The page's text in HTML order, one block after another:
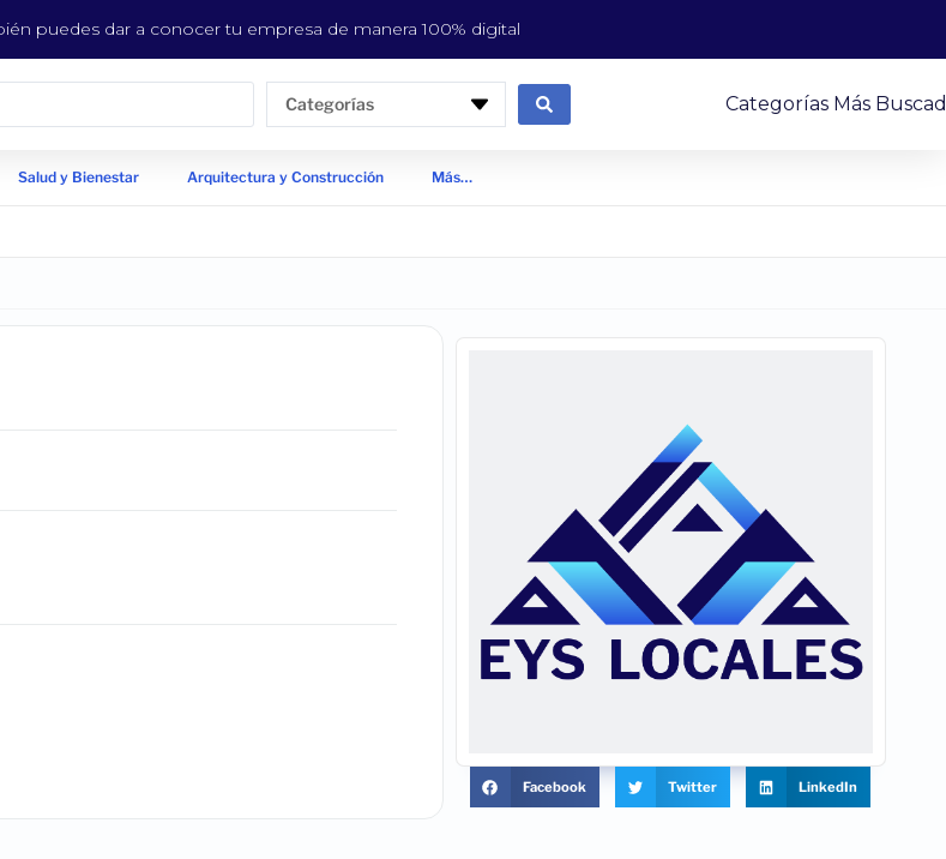
puedes dar a conocer tu empresa de manera 100% digital
Categorías Categorías Más
Salud y Bienestar Arquitectura y Construcción Más…
Facebook Twitter LinkedIn